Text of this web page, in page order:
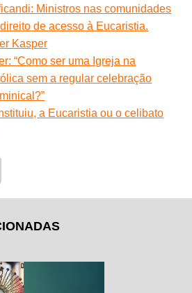
Ministros nas comunidades
de acesso à Eucaristia.
Kasper
“Como ser uma Igreja na
sem a regular celebração
a Eucaristia ou o celibato